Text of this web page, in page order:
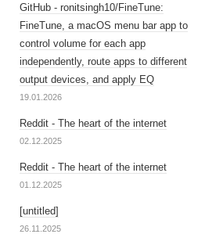
GitHub - ronitsingh10/FineTune:
FineTune, a macOS menu bar app to
control volume for each app
independently, route apps to different
output devices, and apply EQ
19.01.2026
Reddit - The heart of the internet
02.12.2025
Reddit - The heart of the internet
01.12.2025
[untitled]
26.11.2025